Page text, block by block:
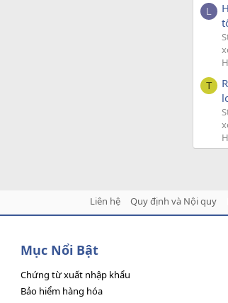
L
T
Liên hệ Quy định và Nội quy
Mục Nổi Bật
Chứng từ xuất nhập khẩu
Bảo hiểm hàng hóa